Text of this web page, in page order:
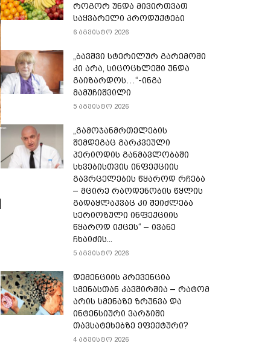
როგორ უნდა მივირთვათ
საყვარელი პროდუქტები
6 აგვისტო 2026
„ბავშვი სტერილურ გარემოში
კი არა, სიცოცხლეში უნდა
გაიზარდოს…“-ინგა
მამუჩიშვილი
5 აგვისტო 2026
„გამოჯანმრთელების
შემდეგაც გარკვეული
პერიოდის განმავლობაში
სხვებისთვის ინფექციის
გავრცელების წყაროდ რჩება
– მცირე რაოდენობის წყლის
გადაყლაპვაც კი შეიძლება
სერიოზული ინფექციის
წყაროდ იქცეს“ – ივანე
ჩხაიძის...
5 აგვისტო 2026
დემენციის პრევენცია
სმენასთან კავშირშია – რატომ
არის სმენაზე ზრუნვა და
ინტენსიური ვარჯიში
თავსატეხებზე ეფექტური?
4 აგვისტო 2026